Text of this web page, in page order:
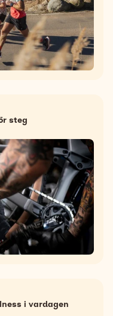
steg
i vardagen